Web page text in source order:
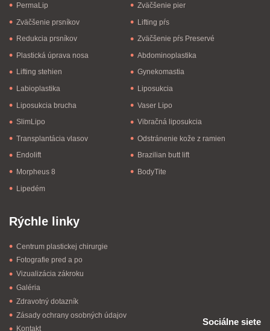
PermaLip
Zväčšenie pier
Zväčšenie prsníkov
Lifting pŕs
Redukcia prsníkov
Zväčšenie pŕs Preservé
Plastická úprava nosa
Abdominoplastika
Lifting stehien
Gynekomastia
Labioplastika
Liposukcia
Liposukcia brucha
Vaser Lipo
SlimLipo
Vibračná liposukcia
Transplantácia vlasov
Odstránenie kože z ramien
Endolift
Brazilian butt lift
Morpheus 8
BodyTite
Lipedém
Rýchle linky
Centrum plastickej chirurgie
Fotografie pred a po
Vizualizácia zákroku
Galéria
Zdravotný dotazník
Zásady ochrany osobných údajov
Kontakt
Sociálne siete